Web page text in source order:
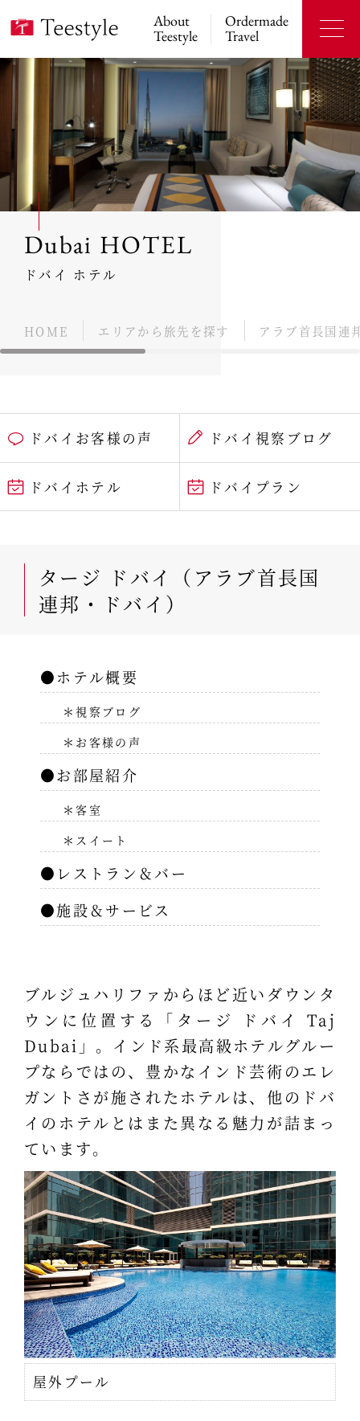
About
Teestyle
Ordermade
Travel
Dubai HOTEL
ドバイ ホテル
HOME エリアから旅先を探す アラブ首長国連
ドバイお客様の声 ドバイ視察ブログ
ドバイホテル ドバイプラン
タージ ドバイ（アラブ首長国
連邦・ドバイ）
●ホテル概要
＊視察ブログ
＊お客様の声
●お部屋紹介
＊客室
＊スイート
●レストラン＆バー
●施設＆サービス
ブルジュハリファからほど近いダウンタ
ウンに位置する「タージ ドバイ Taj
Dubai」。インド系最高級ホテルグルー
プならではの、豊かなインド芸術のエレ
ガントさが施されたホテルは、他のドバ
イのホテルとはまた異なる魅力が詰まっ
ています。
屋外プール